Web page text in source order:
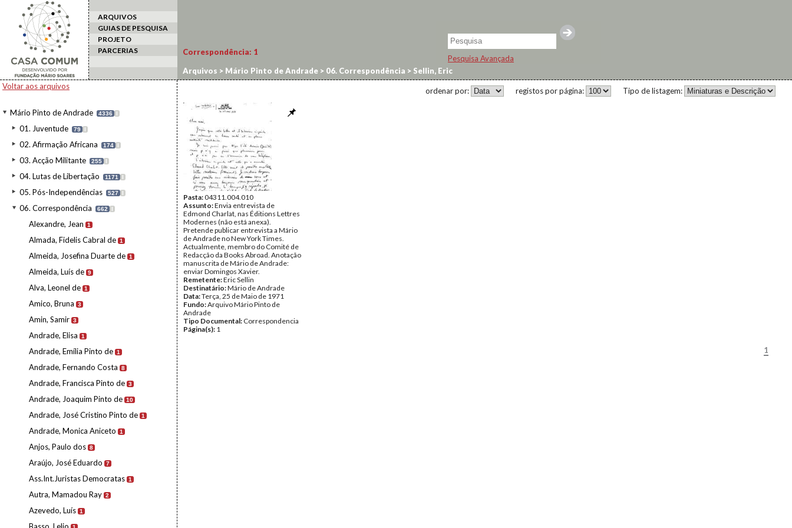
ARQUIVOS
GUIAS DE PESQUISA
PROJETO
PARCERIAS
Pesquisa Avançada
Voltar aos arquivos
Mário Pinto de Andrade 4336 I
01. Juventude 79 I
02. Afirmação Africana 174 I
03. Acção Militante 255 I
04. Lutas de Libertação 1171 I
05. Pós-Independências 527 I
06. Correspondência 662 I
Alexandre, Jean 1
Almada, Fidelis Cabral de 1
Almeida, Josefina Duarte de 1
Almeida, Luís de 9
Alva, Leonel de 1
Amico, Bruna 3
Amin, Samir 3
Andrade, Elisa 1
Andrade, Emília Pinto de 1
Andrade, Fernando Costa 8
Andrade, Francisca Pinto de 3
Andrade, Joaquim Pinto de 10
Andrade, José Cristino Pinto de 1
Andrade, Monica Aniceto 1
Anjos, Paulo dos 8
Araújo, José Eduardo 7
Ass.Int.Juristas Democratas 1
Autra, Mamadou Ray 2
Azevedo, Luís 1
Correspondência: 1
Arquivos > Mário Pinto de Andrade > 06. Correspondência > Sellin, Eric
Tipo de listagem:
registos por página:
ordenar por:
Pasta:04311.004.010
Assunto:Envia entrevista de
Edmond Charlat, nas Éditions Lettres
Modernes (não está anexa).
Pretende publicar entrevista a Mário
de Andrade no New York Times.
Actualmente, membro do Comité de
Redacção da Books Abroad. Anotação
manuscrita de Mário de Andrade:
enviar Domingos Xavier.
Remetente:Eric Sellin
Destinatário:Mário de Andrade
Data:Terça, 25 de Maio de 1971
Fundo:Arquivo Mário Pinto de
Andrade
Tipo Documental: Correspondencia
Página(s): 1
1